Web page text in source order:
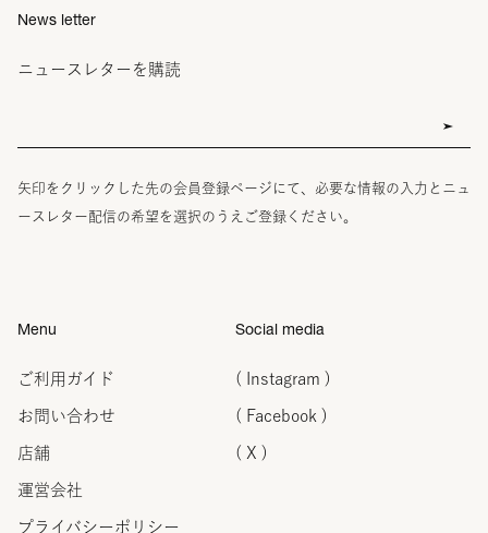
News letter
ニュースレターを購読
矢印をクリックした先の会員登録ページにて、必要な情報の入力とニュ
ースレター配信の希望を選択のうえご登録ください。
Menu
ご利用ガイド
お問い合わせ
店舗
運営会社
プライバシーポリシー
Social media
( Instagram )
( Facebook )
( X )